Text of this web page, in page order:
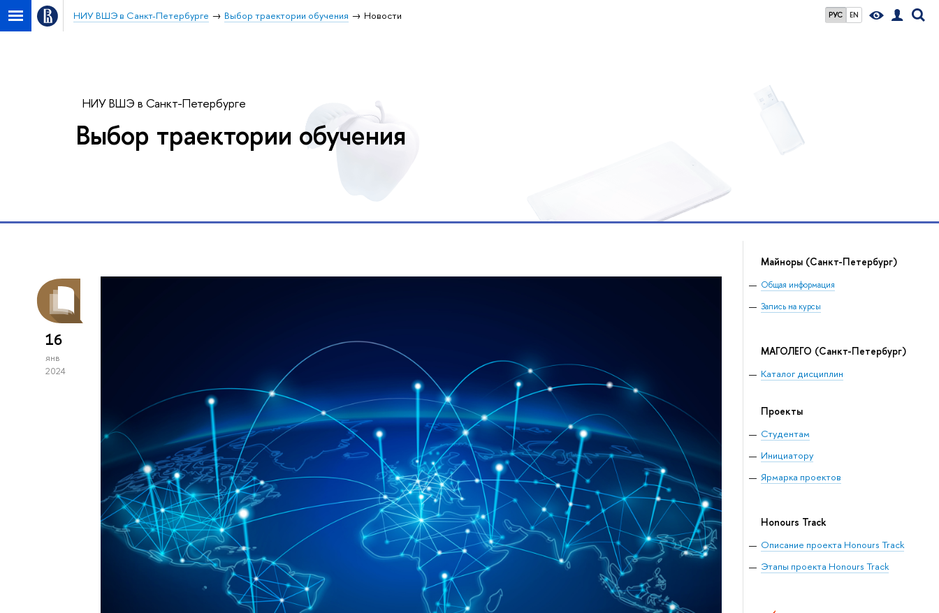
РУС EN
НИУ ВШЭ в Санкт-Петербурге Выбор траектории обучения Новости
НИУ ВШЭ в Санкт-Петербурге
Выбор траектории обучения
Майноры (Санкт-Петербург)
Общая информация
Запись на курсы
МАГОЛЕГО (Санкт-Петербург)
Каталог дисциплин
Проекты
Студентам
Инициатору
Ярмарка проектов
Honours Track
Описание проекта Honours Track
Этапы проекта Honours Track
16
янв
2024